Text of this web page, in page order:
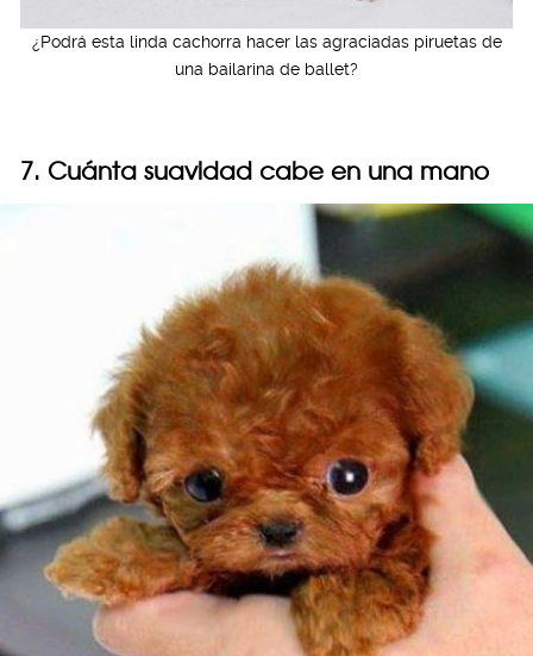
¿Podrá esta linda cachorra hacer las agraciadas piruetas de
una bailarina de ballet?
7. Cuánta suavidad cabe en una mano